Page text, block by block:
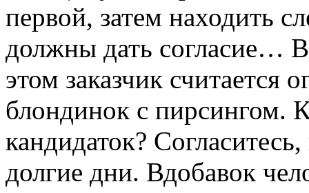
первой, затем находить
должны дать согласие…
этом заказчик
блондинок с пирсингом.
кандидаток?
долгие дни. Вдобавок